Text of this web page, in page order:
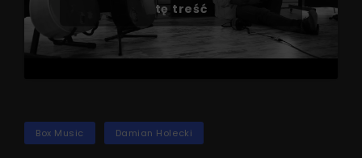
tę treść
TAGS
Box Music Damian Holecki